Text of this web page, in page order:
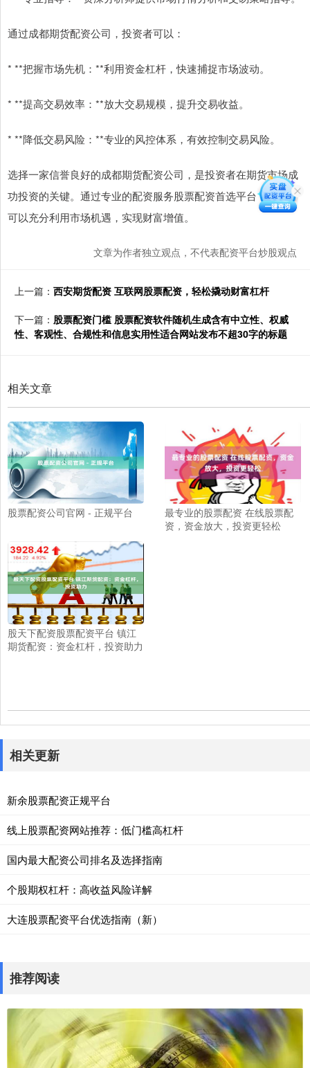
通过成都期货配资公司，投资者可以：
* **把握市场先机：**利用资金杠杆，快速捕捉市场波动。
* **提高交易效率：**放大交易规模，提升交易收益。
* **降低交易风险：**专业的风控体系，有效控制交易风险。
选择一家信誉良好的成都期货配资公司，是投资者在期货市场成
功投资的关键。通过专业的配资服务股票配资首选平台，投资者
可以充分利用市场机遇，实现财富增值。
文章为作者独立观点，不代表配资平台炒股观点
上一篇： 西安期货配资 互联网股票配资，轻松撬动财富杠杆
下一篇： 股票配资门槛 股票配资软件随机生成含有中立性、权威
性、客观性、合规性和信息实用性适合网站发布不超30字的标题
相关文章
股票配资公司官网 - 正规平台
最专业的股票配资 在线股票配
资，资金放大，投资更轻松
股天下配资股票配资平台 镇江
期货配资：资金杠杆，投资助力
相关更新
新余股票配资正规平台
线上股票配资网站推荐：低门槛高杠杆
国内最大配资公司排名及选择指南
个股期权杠杆：高收益风险详解
大连股票配资平台优选指南（新）
推荐阅读